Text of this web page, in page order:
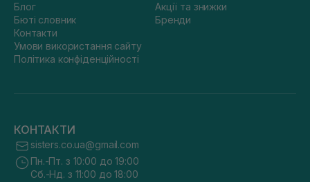
Блог
Бюті словник
Контакти
Умови використання сайту
Політика конфіденційності
Акції та знижки
Бренди
КОНТАКТИ
sisters.co.ua@gmail.com
Пн.-Пт. з 10:00 до 19:00
Сб.-Нд. з 11:00 до 18:00